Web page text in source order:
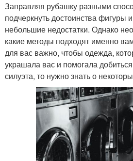
Заправляя рубашку разными
подчеркнуть достоинства фигуры
небольшие недостатки. Однако
какие методы подходят именно
для вас важно, чтобы одежда,
украшала вас и помогала
силуэта, то нужно знать о